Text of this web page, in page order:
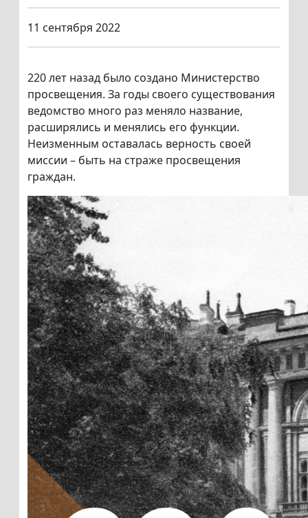
11 сентября 2022
220 лет назад было создано Министерство
просвещения. За годы своего существования
ведомство много раз меняло название,
расширялись и менялись его функции.
Неизменным оставалась верность своей
миссии – быть на страже просвещения
граждан.